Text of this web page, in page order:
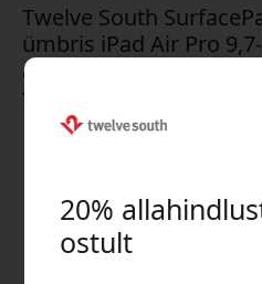
Twelve South
ümbris iPad Air Pro
automaatse unerežiimi
tugifunktsiooniga - Must
20%
ostult
🎉 Sinu